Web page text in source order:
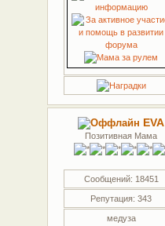
EVA
Позитивная Мама
Сообщений: 18451
Репутация: 343
медуза